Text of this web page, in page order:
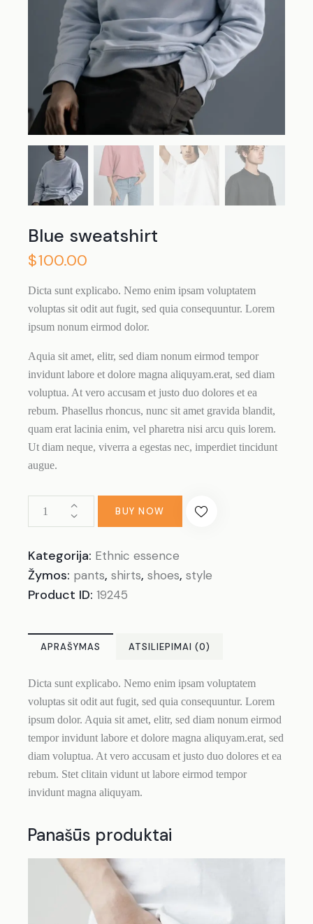
Blue sweatshirt
$100.00
Dicta sunt explicabo. Nemo enim ipsam voluptatem
voluptas sit odit aut fugit, sed quia consequuntur. Lorem
ipsum nonum eirmod dolor.
Aquia sit amet, elitr, sed diam nonum eirmod tempor
invidunt labore et dolore magna aliquyam.erat, sed diam
voluptua. At vero accusam et justo duo dolores et ea
rebum. Phasellus rhoncus, nunc sit amet gravida blandit,
quam erat lacinia enim, vel pharetra nisi arcu quis lorem.
Ut diam neque, viverra a egestas nec, imperdiet tincidunt
augue.
sweatshirt
BUY NOW
Kategorija: Ethnic essence
Žymos: pants, shirts, shoes, style
Product ID: 19245
APRAŠYMAS ATSILIEPIMAI (0)
Dicta sunt explicabo. Nemo enim ipsam voluptatem
voluptas sit odit aut fugit, sed quia consequuntur. Lorem
ipsum dolor. Aquia sit amet, elitr, sed diam nonum eirmod
tempor invidunt labore et dolore magna aliquyam.erat, sed
diam voluptua. At vero accusam et justo duo dolores et ea
rebum. Stet clitain vidunt ut labore eirmod tempor
invidunt magna aliquyam.
Panašūs produktai